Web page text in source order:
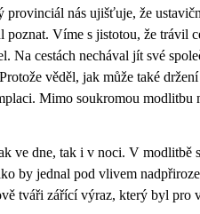
nás ujišťuje, že
Víme s jistotou, že trávil
Na cestách nechával jít své
věděl, jak může také
Mimo soukromou
ve dne, tak i v noci. V modlitbě
by jednal pod vlivem
tváři zářící výraz, který byl pro